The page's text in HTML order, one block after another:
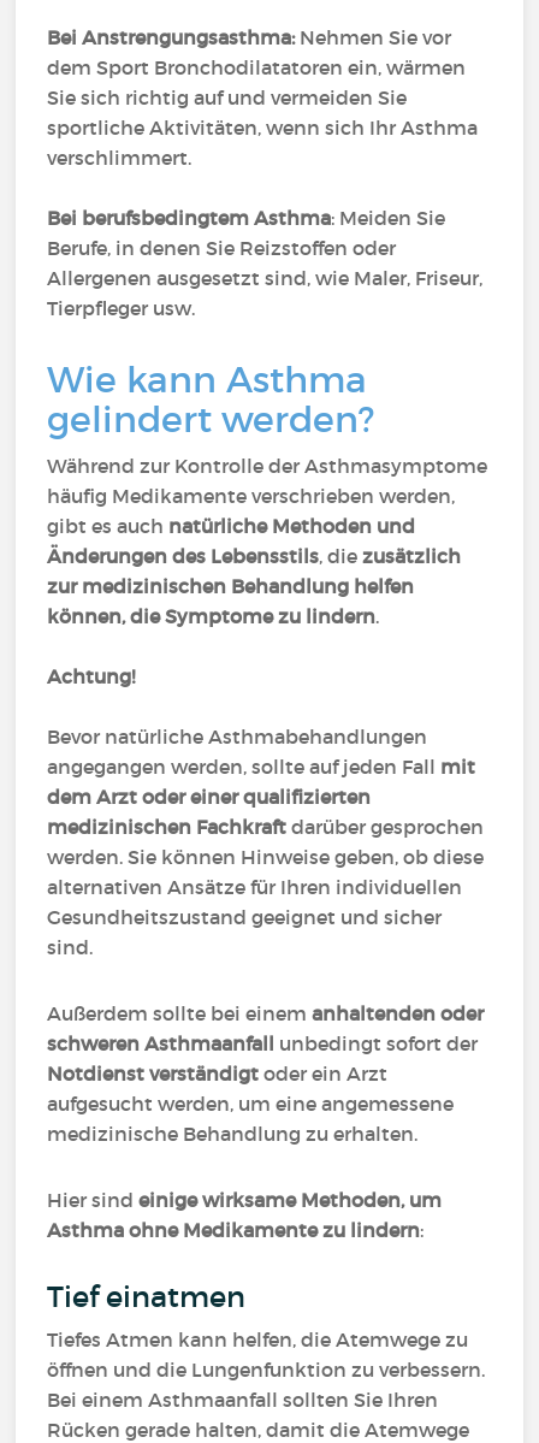
Bei Anstrengungsasthma:Nehmen Sie vor
dem Sport Bronchodilatatoren ein, wärmen
Sie sich richtig auf und vermeiden Sie
sportliche Aktivitäten, wenn sich Ihr Asthma
verschlimmert.
Bei berufsbedingtem Asthma: Meiden Sie
Berufe, in denen Sie Reizstoffen oder
Allergenen ausgesetzt sind, wie Maler, Friseur,
Tierpfleger usw.
Wie kann Asthma
gelindert werden?
Während zur Kontrolle der Asthmasymptome
häufig Medikamente verschrieben werden,
gibt es auch natürliche Methoden und
Änderungen des Lebensstils, diezusätzlich
zur medizinischen Behandlung helfen
können, die Symptome zu lindern.
Achtung!
Bevor natürliche Asthmabehandlungen
angegangen werden, sollte auf jeden Fall mit
dem Arzt oder einer qualifizierten
medizinischen Fachkraftdarüber gesprochen
werden. Sie können Hinweise geben, ob diese
alternativen Ansätze für Ihren individuellen
Gesundheitszustand geeignet und sicher
sind.
Außerdem sollte bei einemanhaltenden oder
schweren Asthmaanfall unbedingt sofort der
Notdienst verständigtoder ein Arzt
aufgesucht werden, um eine angemessene
medizinische Behandlung zu erhalten.
Hier sindeinige wirksame Methoden, um
Asthma ohne Medikamente zu lindern:
Tief einatmen
Tiefes Atmen kann helfen, die Atemwege zu
öffnen und die Lungenfunktion zu verbessern.
Bei einem Asthmaanfall sollten Sie Ihren
Rücken gerade halten, damit die Atemwege